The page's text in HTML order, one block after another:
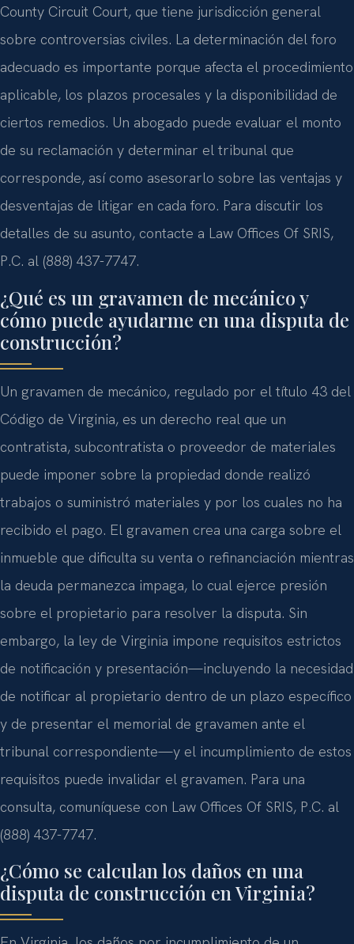
County Circuit Court, que tiene jurisdicción general
sobre controversias civiles. La determinación del foro
adecuado es importante porque afecta el procedimiento
aplicable, los plazos procesales y la disponibilidad de
ciertos remedios. Un abogado puede evaluar el monto
de su reclamación y determinar el tribunal que
corresponde, así como asesorarlo sobre las ventajas y
desventajas de litigar en cada foro. Para discutir los
detalles de su asunto, contacte a Law Offices Of SRIS,
P.C. al (888) 437-7747.
¿Qué es un gravamen de mecánico y
cómo puede ayudarme en una disputa de
construcción?
Un gravamen de mecánico, regulado por el título 43 del
Código de Virginia, es un derecho real que un
contratista, subcontratista o proveedor de materiales
puede imponer sobre la propiedad donde realizó
trabajos o suministró materiales y por los cuales no ha
recibido el pago. El gravamen crea una carga sobre el
inmueble que dificulta su venta o refinanciación mientras
la deuda permanezca impaga, lo cual ejerce presión
sobre el propietario para resolver la disputa. Sin
embargo, la ley de Virginia impone requisitos estrictos
de notificación y presentación—incluyendo la necesidad
de notificar al propietario dentro de un plazo específico
y de presentar el memorial de gravamen ante el
tribunal correspondiente—y el incumplimiento de estos
requisitos puede invalidar el gravamen. Para una
consulta, comuníquese con Law Offices Of SRIS, P.C. al
(888) 437-7747.
¿Cómo se calculan los daños en una
disputa de construcción en Virginia?